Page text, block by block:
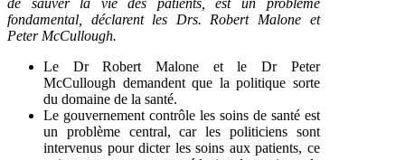
de sauver la vie des patients, est un problème
fondamental, déclarent les Drs. Robert Malone et
Peter McCullough.
Le Dr Robert Malone et le Dr Peter
McCullough demandent que la politique sorte
du domaine de la santé.
Le gouvernement contrôle les soins de santé est
un problème central, car les politiciens sont
intervenus pour dicter les soins aux patients, ce